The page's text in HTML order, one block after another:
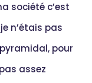
société c’est
n’étais pas
pour
assez